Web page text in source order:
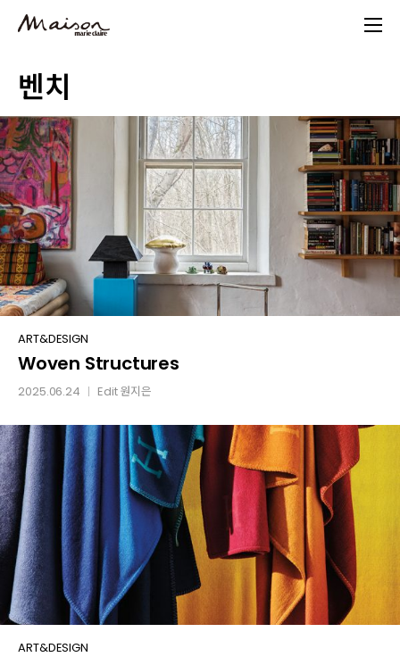
content
벤치
Woven
Structures
ART&DESIGN
Woven Structures
2025.06.24 Edit원지은
Textile
ART&DESIGN